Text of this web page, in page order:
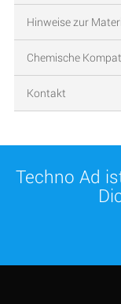
Hinweise zur
Chemische
Kontakt
Techno Ad